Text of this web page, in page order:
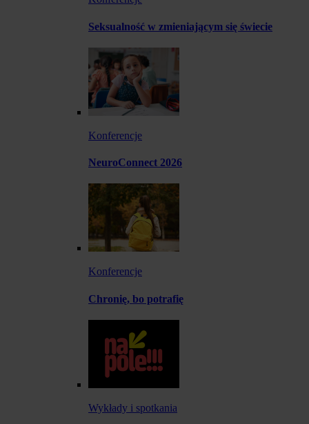
Seksualność w zmieniającym się świecie
Konferencje
NeuroConnect 2026
Konferencje
Chronię, bo potrafię
Wykłady i spotkania